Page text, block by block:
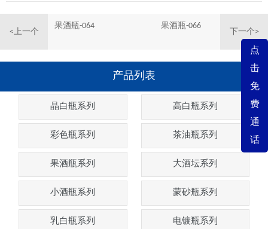
<上一个
果酒瓶-064
下一个>
果酒瓶-066
点
击
免
费
通
话
产品列表
晶白瓶系列 高白瓶系列
彩色瓶系列 茶油瓶系列
果酒瓶系列 大酒坛系列
小酒瓶系列 蒙砂瓶系列
乳白瓶系列 电镀瓶系列